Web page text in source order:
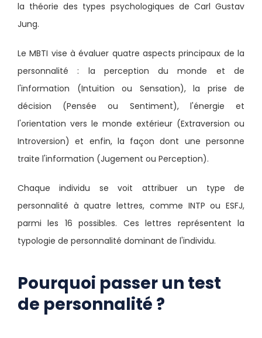
la théorie des types psychologiques de Carl Gustav
Jung.
Le MBTI vise à évaluer quatre aspects principaux de la
personnalité : la perception du monde et de
l'information (Intuition ou Sensation), la prise de
décision (Pensée ou Sentiment), l'énergie et
l'orientation vers le monde extérieur (Extraversion ou
Introversion) et enfin, la façon dont une personne
traite l'information (Jugement ou Perception).
Chaque individu se voit attribuer un type de
personnalité à quatre lettres, comme INTP ou ESFJ,
parmi les 16 possibles. Ces lettres représentent la
typologie de personnalité dominant de l'individu.
Pourquoi passer un test
de personnalité ?